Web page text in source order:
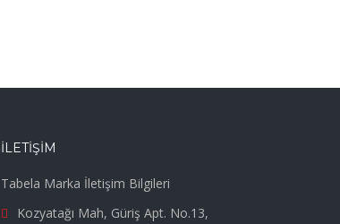
İLETIŞIM
Tabela Marka İletişim Bilgileri
Kozyatağı Mah, Güriş Apt. No.13,